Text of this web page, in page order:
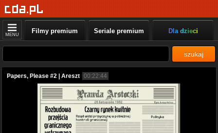
MENU Filmy premium Seriale premium Dla dzieci
szukaj
Papers, Please #2 | Areszt 00:22:44